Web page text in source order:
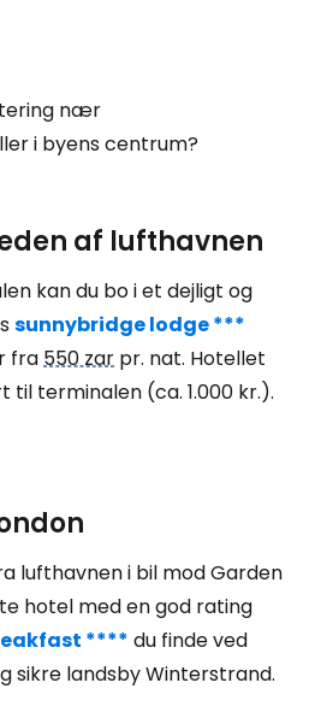
nær
i byens centrum?
af lufthavnen
kan du bo i et dejligt og
sunnybridge lodge ***
fra550 zar pr. nat. Hotellet
terminalen (ca. 1.000 kr.).
lufthavnen i bil mod Garden
hotel med en god rating
**** du finde ved
sikre landsby Winterstrand.